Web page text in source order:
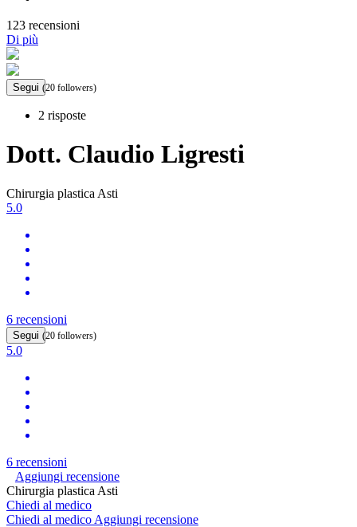
123 recensioni
Di più
Segui (20 followers)
2 risposte
Dott. Claudio Ligresti
Chirurgia plastica Asti
5.0
6 recensioni
Segui (20 followers)
5.0
6 recensioni
Aggiungi recensione
Chirurgia plastica Asti
Chiedi al medico
Chiedi al medico Aggiungi recensione